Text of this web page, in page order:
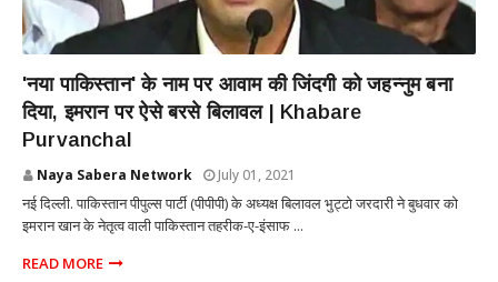
'नया पाकिस्तान' के नाम पर आवाम की जिंदगी को जहन्नुम बना
दिया, इमरान पर ऐसे बरसे बिलावल | Khabare
Purvanchal
Naya Sabera Network July 01, 2021
नई दिल्ली. पाकिस्तान पीपुल्स पार्टी (पीपीपी) के अध्यक्ष बिलावल भुट्टो जरदारी ने बुधवार को
इमरान खान के नेतृत्व वाली पाकिस्तान तहरीक-ए-इंसाफ ...
READ MORE